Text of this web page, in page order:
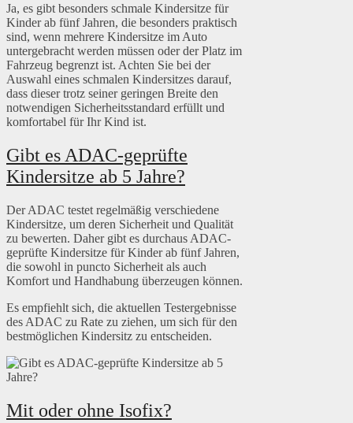
Ja, es gibt besonders schmale Kindersitze für
Kinder ab fünf Jahren, die besonders praktisch
sind, wenn mehrere Kindersitze im Auto
untergebracht werden müssen oder der Platz im
Fahrzeug begrenzt ist. Achten Sie bei der
Auswahl eines schmalen Kindersitzes darauf,
dass dieser trotz seiner geringen Breite den
notwendigen Sicherheitsstandard erfüllt und
komfortabel für Ihr Kind ist.
Gibt es ADAC-geprüfte
Kindersitze ab 5 Jahre?
Der ADAC testet regelmäßig verschiedene
Kindersitze, um deren Sicherheit und Qualität
zu bewerten. Daher gibt es durchaus ADAC-
geprüfte Kindersitze für Kinder ab fünf Jahren,
die sowohl in puncto Sicherheit als auch
Komfort und Handhabung überzeugen können.
Es empfiehlt sich, die aktuellen Testergebnisse
des ADAC zu Rate zu ziehen, um sich für den
bestmöglichen Kindersitz zu entscheiden.
Mit oder ohne Isofix?